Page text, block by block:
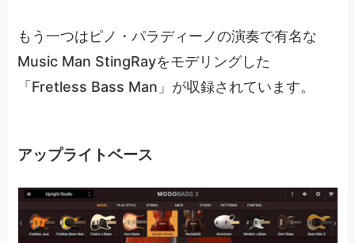
もう一つはピノ・パラディーノの演奏で有名な
Music Man StingRayをモデリングした
「Fretless Bass Man」が収録されています。
アップライトベース